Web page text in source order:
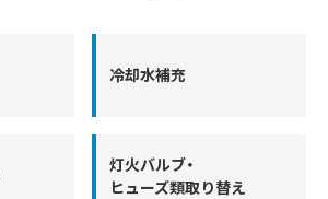
冷却水補充
灯火バルブ・
ヒューズ類取り替え